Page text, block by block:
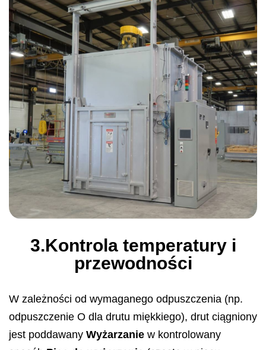
3.Kontrola temperatury i
przewodności
W zależności od wymaganego odpuszczenia (np.
odpuszczenie O dla drutu miękkiego), drut ciągniony
jest poddawany Wyżarzanie w kontrolowany